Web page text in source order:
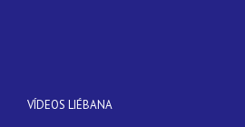
VÍDEOS LIÉBANA